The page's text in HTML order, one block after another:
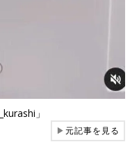
」
▶元記事を見る